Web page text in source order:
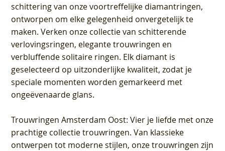
schittering van onze voortreffelijke diamantringen,
ontworpen om elke gelegenheid onvergetelijk te
maken. Verken onze collectie van schitterende
verlovingsringen, elegante trouwringen en
verbluffende solitaire ringen. Elk diamant is
geselecteerd op uitzonderlijke kwaliteit, zodat je
speciale momenten worden gemarkeerd met
ongeëvenaarde glans.
Trouwringen Amsterdam Oost: Vier je liefde met onze
prachtige collectie trouwringen. Van klassieke
ontwerpen tot moderne stijlen, onze trouwringen zijn